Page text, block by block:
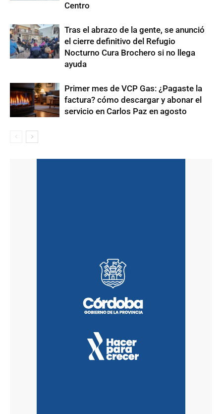
Centro
Tras el abrazo de la gente, se anunció
el cierre definitivo del Refugio
Nocturno Cura Brochero si no llega
ayuda
Primer mes de VCP Gas: ¿Pagaste la
factura? cómo descargar y abonar el
servicio en Carlos Paz en agosto